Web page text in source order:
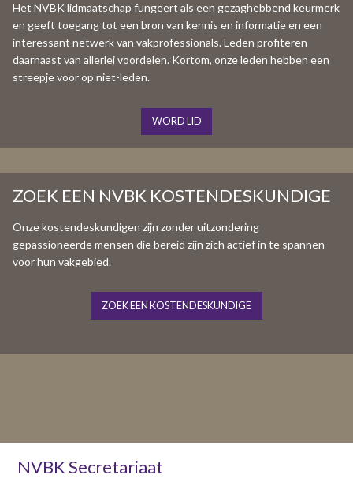
Het NVBK lidmaatschap fungeert als een gezaghebbend keurmerk
en geeft toegang tot een bron van kennis en informatie en een
interessant netwerk van vakprofessionals. Leden profiteren
daarnaast van allerlei voordelen. Kortom, onze leden hebben een
streepje voor op niet-leden.
WORD LID
ZOEK EEN NVBK KOSTENDESKUNDIGE
Onze kostendeskundigen zijn zonder uitzondering
gepassioneerde mensen die bereid zijn zich actief in te spannen
voor hun vakgebied.
ZOEK EEN KOSTENDESKUNDIGE
NVBK Secretariaat